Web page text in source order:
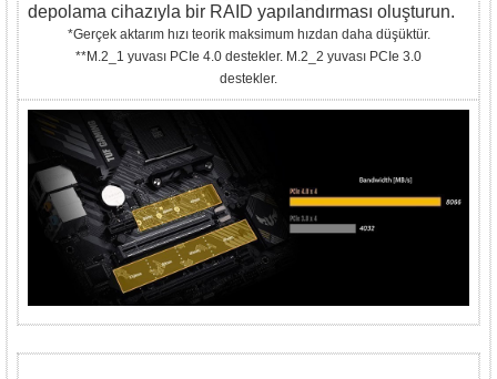
depolama cihazıyla bir RAID yapılandırması oluşturun.
*Gerçek aktarım hızı teorik maksimum hızdan daha düşüktür.
**M.2_1 yuvası PCIe 4.0 destekler. M.2_2 yuvası PCIe 3.0
destekler.